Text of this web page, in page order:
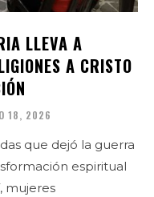
LLEVA A
A CRISTO
18, 2026
que dejó la guerra
espiritual
mujeres